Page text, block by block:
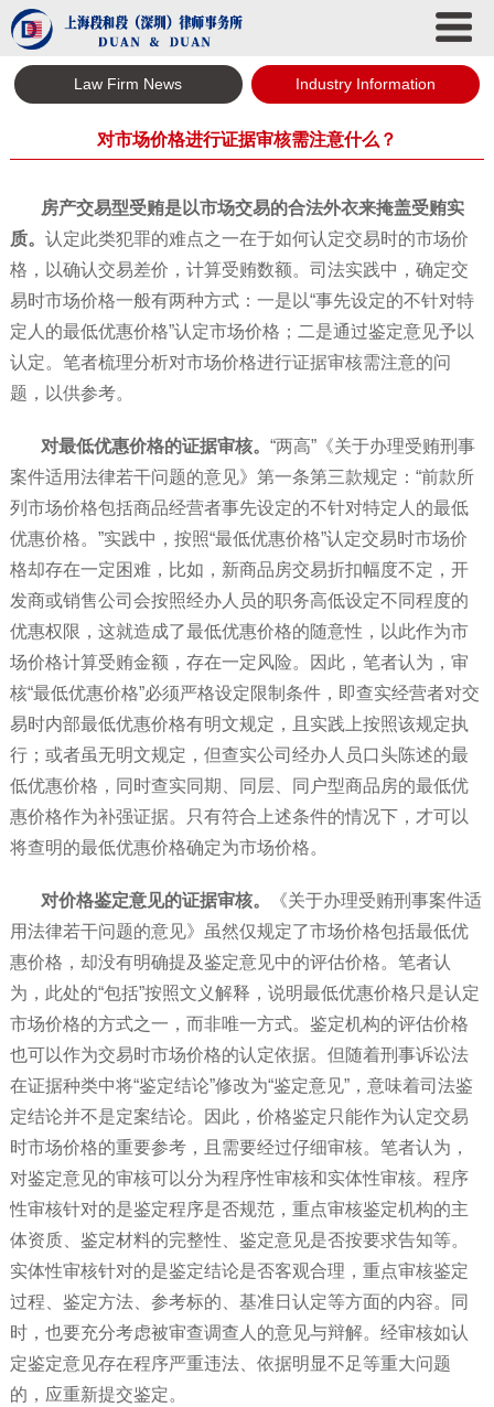
Law Firm News Industry Information
对市场价格进行证据审核需注意什么？
房产交易型受贿是以市场交易的合法外衣来掩盖受贿实
质。 认定此类犯罪的难点之一在于如何认定交易时的市场价
格，以确认交易差价，计算受贿数额。司法实践中，确定交
易时市场价格一般有两种方式：一是以“事先设定的不针对特
定人的最低优惠价格”认定市场价格；二是通过鉴定意见予以
认定。笔者梳理分析对市场价格进行证据审核需注意的问
题，以供参考。
对最低优惠价格的证据审核。 “两高”《关于办理受贿刑事
案件适用法律若干问题的意见》第一条第三款规定：“前款所
列市场价格包括商品经营者事先设定的不针对特定人的最低
优惠价格。”实践中，按照“最低优惠价格”认定交易时市场价
格却存在一定困难，比如，新商品房交易折扣幅度不定，开
发商或销售公司会按照经办人员的职务高低设定不同程度的
优惠权限，这就造成了最低优惠价格的随意性，以此作为市
场价格计算受贿金额，存在一定风险。因此，笔者认为，审
核“最低优惠价格”必须严格设定限制条件，即查实经营者对交
易时内部最低优惠价格有明文规定，且实践上按照该规定执
行；或者虽无明文规定，但查实公司经办人员口头陈述的最
低优惠价格，同时查实同期、同层、同户型商品房的最低优
惠价格作为补强证据。只有符合上述条件的情况下，才可以
将查明的最低优惠价格确定为市场价格。
对价格鉴定意见的证据审核。
《关于办理受贿刑事案件适
用法律若干问题的意见》虽然仅规定了市场价格包括最低优
惠价格，却没有明确提及鉴定意见中的评估价格。笔者认
为，此处的“包括”按照文义解释，说明最低优惠价格只是认定
市场价格的方式之一，而非唯一方式。鉴定机构的评估价格
也可以作为交易时市场价格的认定依据。但随着刑事诉讼法
在证据种类中将“鉴定结论”修改为“鉴定意见”，意味着司法鉴
定结论并不是定案结论。因此，价格鉴定只能作为认定交易
时市场价格的重要参考，且需要经过仔细审核。笔者认为，
对鉴定意见的审核可以分为程序性审核和实体性审核。程序
性审核针对的是鉴定程序是否规范，重点审核鉴定机构的主
体资质、鉴定材料的完整性、鉴定意见是否按要求告知等。
实体性审核针对的是鉴定结论是否客观合理，重点审核鉴定
过程、鉴定方法、参考标的、基准日认定等方面的内容。同
时，也要充分考虑被审查调查人的意见与辩解。经审核如认
定鉴定意见存在程序严重违法、依据明显不足等重大问题
的，应重新提交鉴定。